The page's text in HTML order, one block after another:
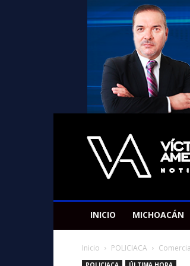
Americano
Victor
INICIO MICHOACÁN
Inicio POLICIACA